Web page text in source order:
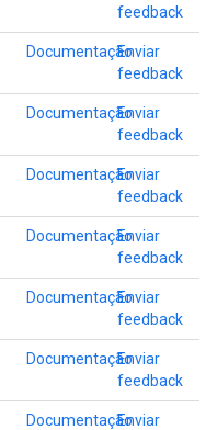
feedback
DocumentaçãoEnviar
feedback
DocumentaçãoEnviar
feedback
DocumentaçãoEnviar
feedback
DocumentaçãoEnviar
feedback
DocumentaçãoEnviar
feedback
DocumentaçãoEnviar
feedback
DocumentaçãoEnviar